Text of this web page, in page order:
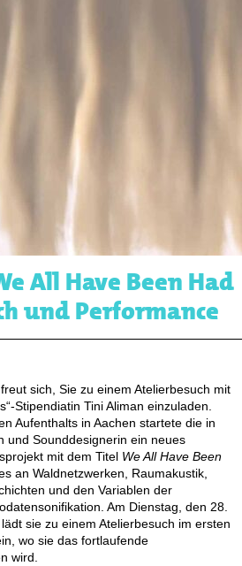
All Have Been Had
und Performance
sich, Sie zu einem Atelierbesuch mit
Stipendiatin Tini Aliman einzuladen.
Aufenthalts in Aachen startete die in
und Sounddesignerin ein neues
mit dem Titel We All Have Been
an Waldnetzwerken, Raumakustik,
und den Variablen der
Am Dienstag, den 28.
sie zu einem Atelierbesuch im ersten
wo sie das fortlaufende
wird.